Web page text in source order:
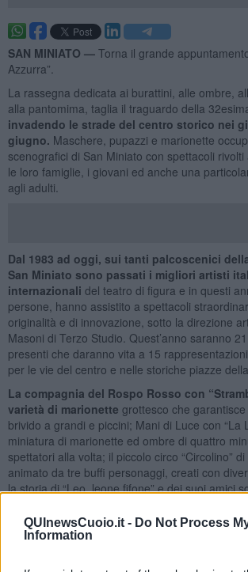
QUInewsCuoio.it - Do Not Process
Information
SAN MINIATO — Torna il grande
Azzurra”.
La rassegna dedicata ai burattini, alle ombre,
alla pantomima, taglia il traguardo della
invadendo le strade del centro storico nei
giugno. Maschere, pupazzi e marionette
scenografici di San Miniato con spettacoli
le loro famiglie, i giovani ed anche una
agli adulti.
Dal 1983 ad oggi, sui tanti palcoscenici
San Miniato sono passati i migliori artisti
internazionali del teatro di figura e in questi
persone, hanno assistito a spettacoli
originalità e di innovazione, sotto la direzione
Masoni di Terzo Studio. Quest’anno saranno
presenti che daranno vita a 15
per le vie del centro e nelle storiche piazze
La compagnia del Rospo Rosso con
varietà di marionette grottesco che
brivido a grandi e piccini; Mani di Luce con “La
miniatura di marionette ed ombre di quattro
spettatori alla volta; il piccolo circo “Circolino”
animato da tre buffi personaggi, creati con
la storia di “Leo, leone fifone” e dei suoi amici
del teatro di figura con Alessandro Gigli.
E poi tante altre animazioni bizzarre e